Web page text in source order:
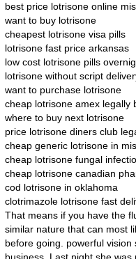
best price lotrisone online
want to buy lotrisone
cheapest lotrisone visa pills
lotrisone fast price arkansas
low cost lotrisone pills
lotrisone without script
want to purchase lotrisone
cheap lotrisone amex legally
where to buy next lotrisone
price lotrisone diners club
cheap generic lotrisone in
cheap lotrisone fungal
cheap lotrisone canadian
cod lotrisone in oklahoma
clotrimazole lotrisone fast
That means if you have the
similar nature that can most
before going. powerful